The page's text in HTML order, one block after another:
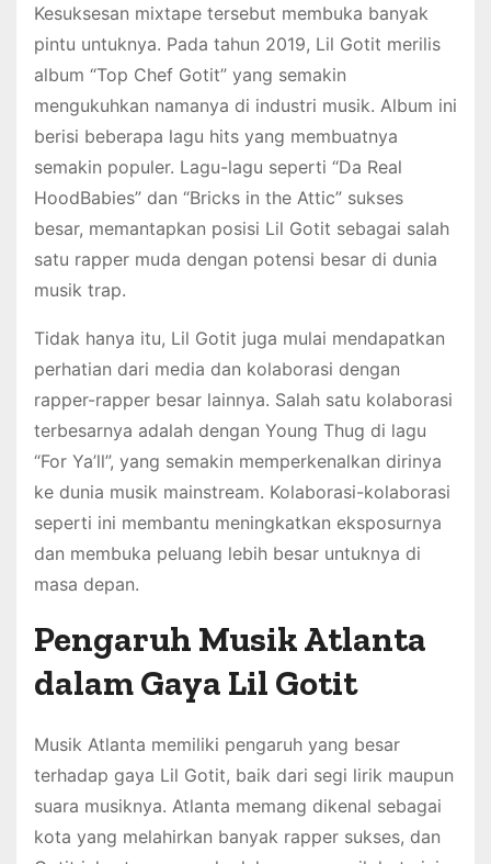
Kesuksesan mixtape tersebut membuka banyak
pintu untuknya. Pada tahun 2019, Lil Gotit merilis
album “Top Chef Gotit” yang semakin
mengukuhkan namanya di industri musik. Album ini
berisi beberapa lagu hits yang membuatnya
semakin populer. Lagu-lagu seperti “Da Real
HoodBabies” dan “Bricks in the Attic” sukses
besar, memantapkan posisi Lil Gotit sebagai salah
satu rapper muda dengan potensi besar di dunia
musik trap.
Tidak hanya itu, Lil Gotit juga mulai mendapatkan
perhatian dari media dan kolaborasi dengan
rapper-rapper besar lainnya. Salah satu kolaborasi
terbesarnya adalah dengan Young Thug di lagu
“For Ya’ll”, yang semakin memperkenalkan dirinya
ke dunia musik mainstream. Kolaborasi-kolaborasi
seperti ini membantu meningkatkan eksposurnya
dan membuka peluang lebih besar untuknya di
masa depan.
Pengaruh Musik Atlanta
dalam Gaya Lil Gotit
Musik Atlanta memiliki pengaruh yang besar
terhadap gaya Lil Gotit, baik dari segi lirik maupun
suara musiknya. Atlanta memang dikenal sebagai
kota yang melahirkan banyak rapper sukses, dan